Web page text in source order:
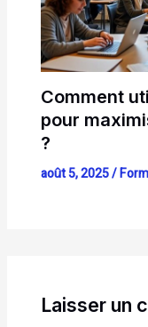
Comment
pour
?
août 5, 2025/
Laisser un